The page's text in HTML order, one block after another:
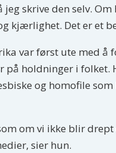
jeg skrive den selv.
kjærlighet. Det er et
var først ute med
på holdninger i folket.
og homofile
om vi ikke blir
sier hun.